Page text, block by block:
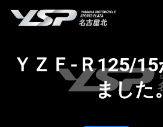
ＹＺＦ-Ｒ125/
ました